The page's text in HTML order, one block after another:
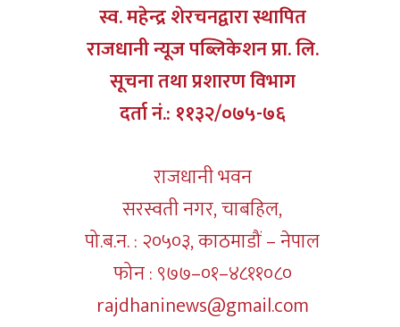
स्व. महेन्द्र शेरचनद्वारा स्थापित
राजधानी न्यूज पब्लिकेशन प्रा. लि.
सूचना तथा प्रशारण विभाग
दर्ता नं.: ११३२/०७५-७६
राजधानी भवन
सरस्वती नगर, चाबहिल,
पो.ब.न. : २०५०३, काठमाडौं – नेपाल
फोन : ९७७–०१–४८११०८०
rajdhaninews@gmail.com